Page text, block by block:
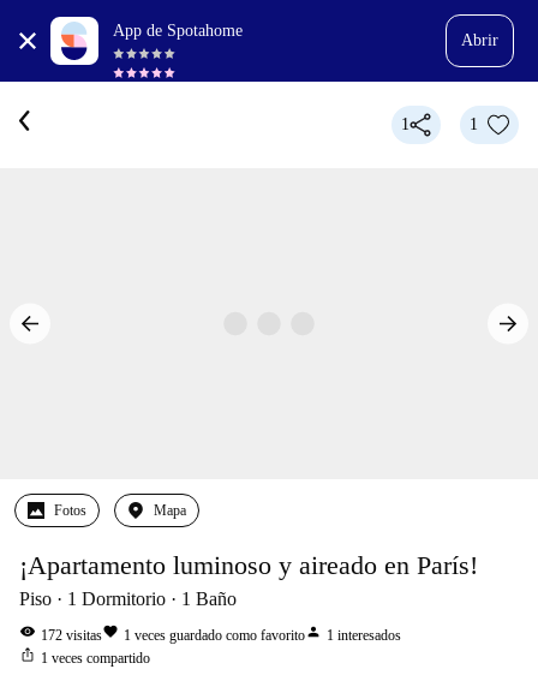
App de Spotahome
Abrir
1 1
Fotos Mapa
¡Apartamento luminoso y aireado en París!
Piso 1 Dormitorio 1 Baño
visibility 172 visitasfavorite 1 veces guardado como favoritoperson 1 interesados
ios_share 1 veces compartido